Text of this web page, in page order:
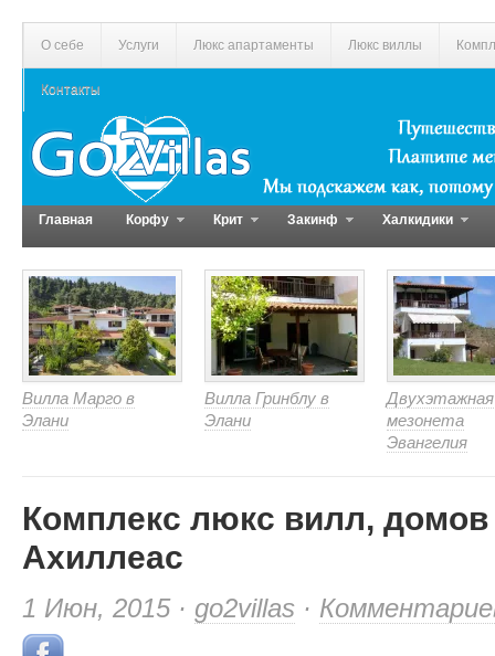
О себе Услуги Люкс апартаменты Люкс виллы
Контакты
Главная Корфу Крит Закинф Халкидики
Вилла Марго в
Элани
Вилла Гринблу в
Элани
Двухэтажная
мезонета
Эвангелия
Комплекс люкс вилл, домов
Ахиллеас
1 Июн, 2015 · go2villas ·